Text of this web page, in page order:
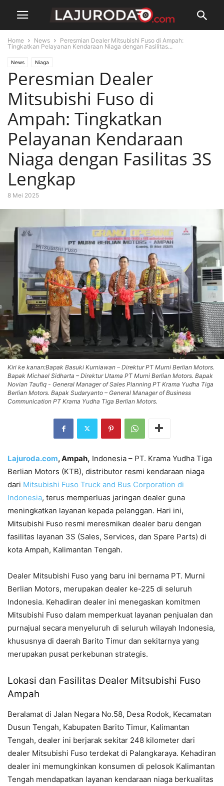
Home News
Peresmian Dealer Mitsubishi Fuso di Ampah:
Tingkatkan Pelayanan Kendaraan Niaga dengan Fasilitas...
News Niaga
Peresmian Dealer
Mitsubishi Fuso di
Ampah: Tingkatkan
Pelayanan Kendaraan
Niaga dengan Fasilitas 3S
Lengkap
8 Mei 2025
Kiri ke kanan:Bapak Basuki Kurniawan – Direktur PT Murni Berlian Motors.
Bapak Michael Sidharta – Direktur Utama PT Murni Berlian Motors. Bapak
Novian Taufiq - General Manager of Sales Planning PT Krama Yudha Tiga
Berlian Motors. Bapak Sudaryanto – General Manager of Business
Communication PT Krama Yudha Tiga Berlian Motors.
Lajuroda.com, Ampah, Indonesia – PT. Krama Yudha Tiga
Berlian Motors (KTB), distributor resmi kendaraan niaga
dari Mitsubishi Fuso Truck and Bus Corporation di
Indonesia, terus memperluas jaringan dealer guna
meningkatkan layanan kepada pelanggan. Hari ini,
Mitsubishi Fuso resmi meresmikan dealer baru dengan
fasilitas layanan 3S (Sales, Services, dan Spare Parts) di
kota Ampah, Kalimantan Tengah.
Dealer Mitsubishi Fuso yang baru ini bernama PT. Murni
Berlian Motors, merupakan dealer ke-225 di seluruh
Indonesia. Kehadiran dealer ini menegaskan komitmen
Mitsubishi Fuso dalam memperkuat layanan penjualan dan
purnajual secara menyeluruh di seluruh wilayah Indonesia,
khususnya di daerah Barito Timur dan sekitarnya yang
merupakan pusat perkebunan strategis.
Lokasi dan Fasilitas Dealer Mitsubishi Fuso
Ampah
Beralamat di Jalan Negara No.58, Desa Rodok, Kecamatan
Dusun Tengah, Kabupaten Barito Timur, Kalimantan
Tengah, dealer ini berjarak sekitar 248 kilometer dari
dealer Mitsubishi Fuso terdekat di Palangkaraya. Kehadiran
dealer ini memungkinkan konsumen di pelosok Kalimantan
Tengah mendapatkan layanan kendaraan niaga berkualitas